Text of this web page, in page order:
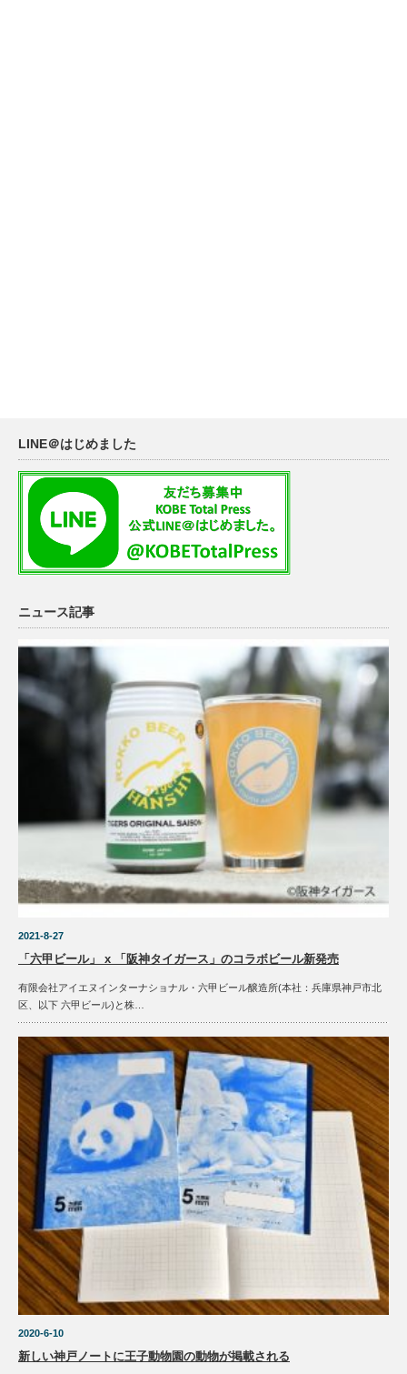
LINE＠はじめました
ニュース記事
2021-8-27
「六甲ビール」 x 「阪神タイガース」のコラボビール新発売
有限会社アイエヌインターナショナル・六甲ビール醸造所(本社：兵庫県神戸市北
区、以下 六甲ビール)と株…
2020-6-10
新しい神戸ノートに王子動物園の動物が掲載される